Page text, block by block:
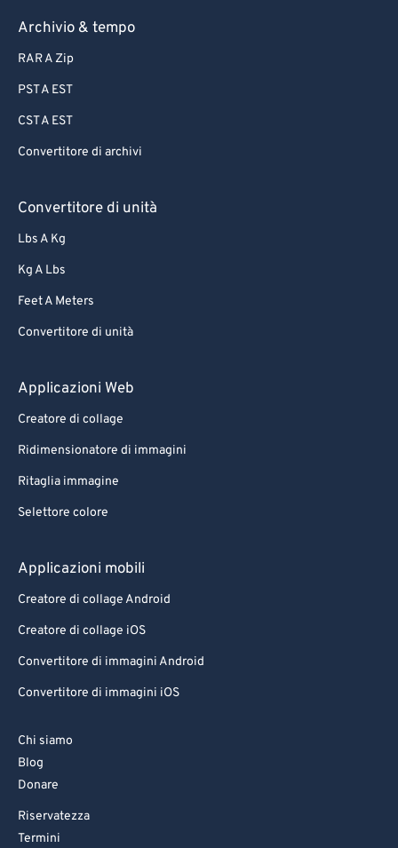
Archivio & tempo
RAR A Zip
PST A EST
CST A EST
Convertitore di archivi
Convertitore di unità
Lbs A Kg
Kg A Lbs
Feet A Meters
Convertitore di unità
Applicazioni Web
Creatore di collage
Ridimensionatore di immagini
Ritaglia immagine
Selettore colore
Applicazioni mobili
Creatore di collage Android
Creatore di collage iOS
Convertitore di immagini Android
Convertitore di immagini iOS
Chi siamo
Blog
Donare
Riservatezza
Termini